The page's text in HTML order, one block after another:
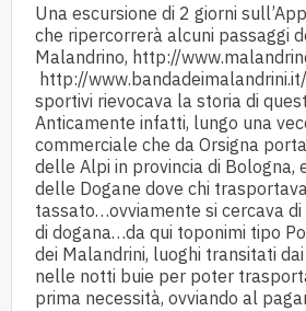
Una escursione di 2 giorni
che ripercorrerà alcuni passaggi
Malandrino, http://
http://www.bandadeimalandrini.it/
sportivi rievocava la storia di
Anticamente infatti, lungo una
commerciale che da Orsigna
delle Alpi in provincia di Bologna,
delle Dogane dove chi
tassato…ovviamente si cercava
di dogana…da qui toponimi tipo
dei Malandrini, luoghi transitati
nelle notti buie per poter
prima necessità, ovviando al